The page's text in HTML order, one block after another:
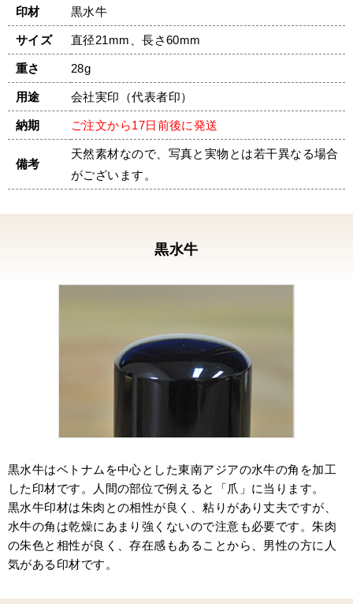
引き受けて良いものを作ってくれる印鑑屋さん
があるのか不安でした。
数ある印鑑屋さんの中で、中尾明文堂さんが対
応が早く快く引き受けてくださりました。
あとは、印鑑が無事に届くか心配でしたが、希
望した日の午前中に届き感動し安心したと同時
に感謝の気持ちでいっぱいになりました。
素晴らしい印鑑と対応を本当にありがとうござ
いました。
この印鑑をお守りと思い大切に使いたいと思い
黒水牛の角印／薩摩本柘植の会社認印／代表者
ずっと、朱肉やインクがついて汚れてる印鑑を
見るたびにいい気持ちがしなかったものですか
いつかその時がくるまではこの印鑑と一緒に頑
張っていきます。
株式会社にしますんで。というメールを早く送
れるように。
気持ちのいいはんこ、ありがとうございまし
た。
印材 黒水牛
サイズ 直径21mm、長さ60mm
重さ 28g
用途 会社実印（代表者印）
納期 ご注文から17日前後に発送
備考
天然素材なので、写真と実物とは若干異なる場合
がございます。
黒水牛
黒水牛はベトナムを中心とした東南アジアの水牛の角を加工
した印材です。人間の部位で例えると「爪」に当ります。
黒水牛印材は朱肉との相性が良く、粘りがあり丈夫ですが、
水牛の角は乾燥にあまり強くないので注意も必要です。朱肉
の朱色と相性が良く、存在感もあることから、男性の方に人
気がある印材です。